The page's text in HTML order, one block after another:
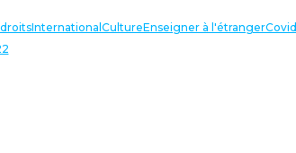
International CultureEnseigner à l'étrangerCovid